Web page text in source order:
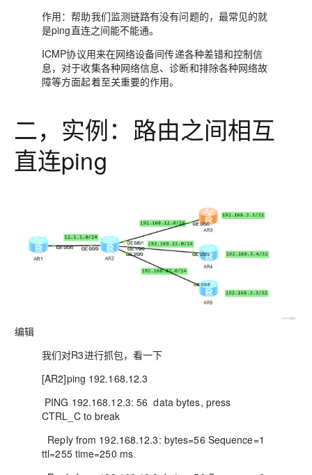
作用：帮助我们监测链路有没有问题的，最常见的就
是ping直连之间能不能通。
ICMP协议用来在网络设备间传递各种差错和控制信
息，对于收集各种网络信息、诊断和排除各种网络故
障等方面起着至关重要的作用。
二，实例：路由之间相互
直连ping
编辑
我们对R3进行抓包，看一下
[AR2]ping 192.168.12.3
PING 192.168.12.3: 56 data bytes, press
CTRL_C to break
Reply from 192.168.12.3: bytes=56 Sequence=1
ttl=255 time=250 ms